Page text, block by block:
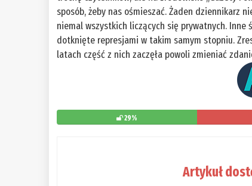
sposób, żeby nas ośmieszać. Żaden dziennikarz
niemal wszystkich liczących się prywatnych. Inne
dotknięte represjami w takim samym stopniu.
latach część z nich zaczęła powoli zmieniać
29%
Artykuł